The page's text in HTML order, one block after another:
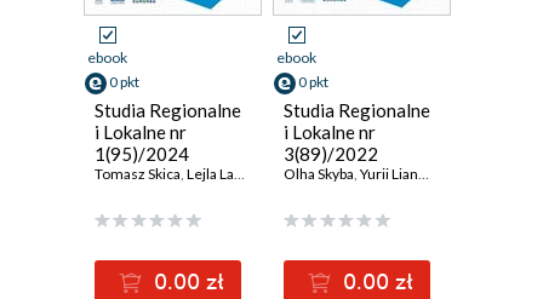
ebook
0 pkt
Studia Regionalne
i Lokalne nr
1(95)/2024
Tomasz Skica, Lejla Lazović-Pita ,Ademir Abdić,Khrystyna Prytula
0.00 zł
ebook
0 pkt
Studia Regionalne
i Lokalne nr
3(89)/2022
Olha Skyba, Yurii Liannoi
0.00 zł